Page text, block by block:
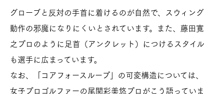
グローブと反対の手首に着けるのが自然で、スウィング
動作の邪魔になりにくいとされています。また、藤田寛
之プロのように足首（アンクレット）につけるスタイル
も選手に広まっています。
なお、「コアフォースループ」の可変構造については、
女子プロゴルファーの尾関彩美悠プロがこう語っていま